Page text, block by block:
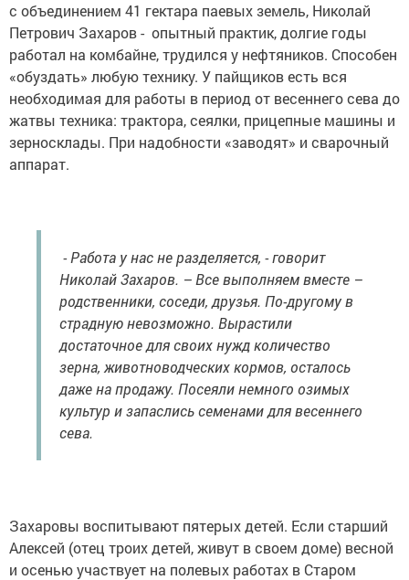
с объединением 41 гектара паевых земель, Николай
Петрович Захаров - опытный практик, долгие годы
работал на комбайне, трудился у нефтяников. Способен
«обуздать» любую технику. У пайщиков есть вся
необходимая для работы в период от весеннего сева до
жатвы техника: трактора, сеялки, прицепные машины и
зерносклады. При надобности «заводят» и сварочный
аппарат.
- Работа у нас не разделяется, - говорит
Николай Захаров. – Все выполняем вместе –
родственники, соседи, друзья. По-другому в
страдную невозможно. Вырастили
достаточное для своих нужд количество
зерна, животноводческих кормов, осталось
даже на продажу. Посеяли немного озимых
культур и запаслись семенами для весеннего
сева.
Захаровы воспитывают пятерых детей. Если старший
Алексей (отец троих детей, живут в своем доме) весной
и осенью участвует на полевых работах в Старом